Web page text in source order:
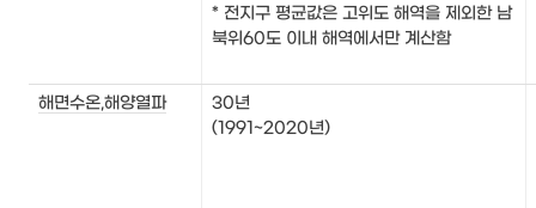
* 전지구 평균값은 고위도 해역을 제외한 남
북위60도 이내 해역에서만 계산함
해면수온,해양열파
30년
(1991~2020년)